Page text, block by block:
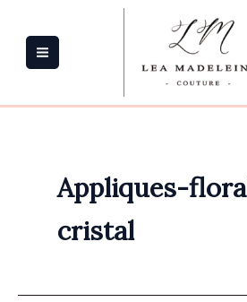
contenu
Appliques-
cristal